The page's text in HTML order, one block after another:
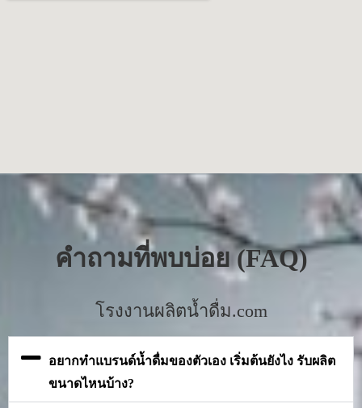
คำถามที่พบบ่อย (FAQ)
โรงงานผลิตน้ำดื่ม.com
อยากทำแบรนด์น้ำดื่มของตัวเอง เริ่มต้นยังไง รับผลิต
ขนาดไหนบ้าง?